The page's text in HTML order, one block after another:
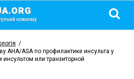
кожному
/
AHA/ASA по профилактике инсульта у
или транзиторной